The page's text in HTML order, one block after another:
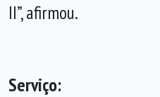
II”, afirmou.
Serviço: